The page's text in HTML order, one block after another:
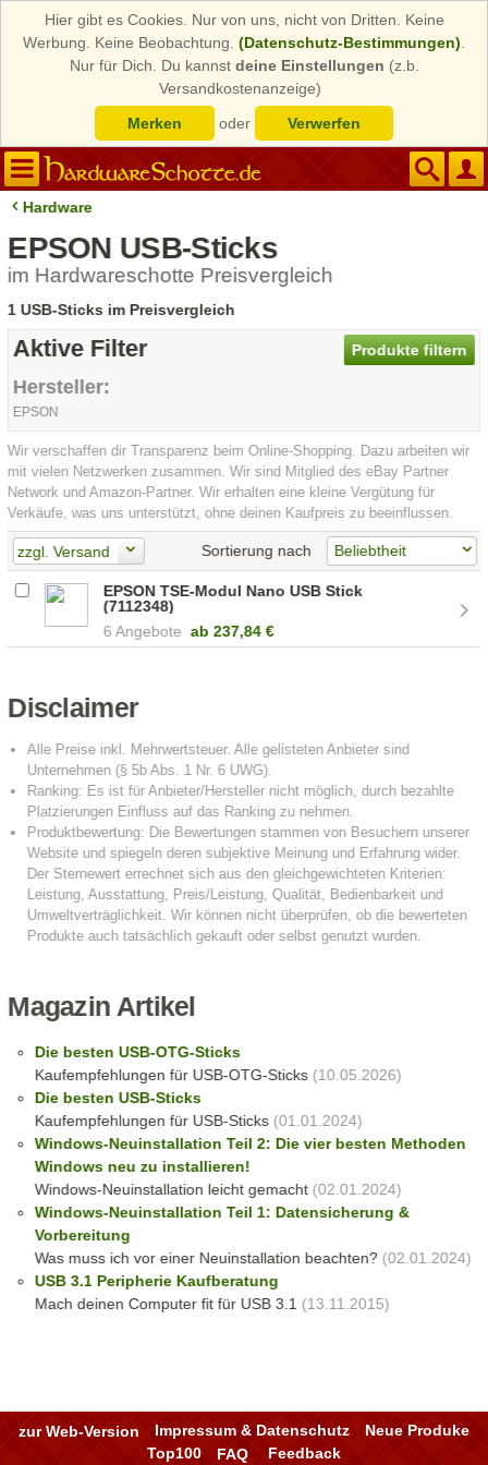
Hier gibt es Cookies. Nur von uns, nicht von Dritten. Keine
Werbung. Keine Beobachtung. (Datenschutz-Bestimmungen)
Nur für Dich. Du kannst deine Einstellungen (z.b.
Versandkostenanzeige)
Merken
oder Verwerfen
Hardware
EPSON USB-Sticks
im Hardwareschotte Preisvergleich
1 USB-Sticks im Preisvergleich
Produkte filtern
Aktive Filter
Hersteller:
EPSON
Wir verschaffen dir Transparenz beim Online-Shopping. Dazu arbeiten wir
mit vielen Netzwerken zusammen. Wir sind Mitglied des eBay Partner
Network und Amazon-Partner. Wir erhalten eine kleine Vergütung für
Verkäufe, was uns unterstützt, ohne deinen Kaufpreis zu beeinflussen.
zzgl. Versand Sortierung nach
EPSON TSE-Modul Nano USB Stick
(7112348)
6 Angebote ab 237,84 €
Disclaimer
Magazin Artikel
Die besten USB-OTG-Sticks
Kaufempfehlungen für USB-OTG-Sticks(10.05.2026)
Die besten USB-Sticks
Kaufempfehlungen für USB-Sticks(01.01.2024)
Windows-Neuinstallation Teil 2: Die vier besten Methoden
Windows neu zu installieren!
Windows-Neuinstallation leicht gemacht(02.01.2024)
Windows-Neuinstallation Teil 1: Datensicherung &
Vorbereitung
Was muss ich vor einer Neuinstallation beachten?(02.01.2024)
USB 3.1 Peripherie Kaufberatung
Mach deinen Computer fit für USB 3.1 (13.11.2015)
zur Web-Version Impressum & Datenschutz
Neue Produke
Top100
FAQ Feedback